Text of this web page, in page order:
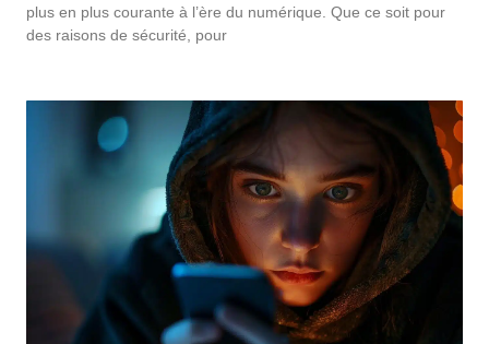
plus en plus courante à l’ère du numérique. Que ce soit pour
des raisons de sécurité, pour